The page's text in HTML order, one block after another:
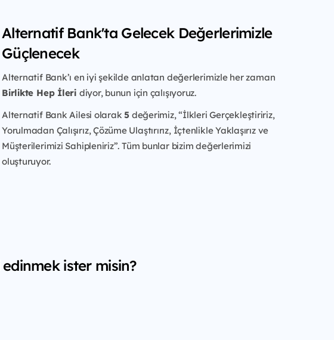
Alternatif Bank'ta Gelecek Değerlerimizle
Güçlenecek
Alternatif Bank’ı en iyi şekilde anlatan değerlerimizle her zaman
Birlikte Hep İleri diyor, bunun için çalışıyoruz.
Alternatif Bank Ailesi olarak5 değerimiz, “İlkleri Gerçekleştiririz,
Yorulmadan Çalışırız, Çözüme Ulaştırırız, İçtenlikle Yaklaşırız ve
Müşterilerimizi Sahipleniriz”. Tüm bunlar bizim değerlerimizi
oluşturuyor.
ister misin?